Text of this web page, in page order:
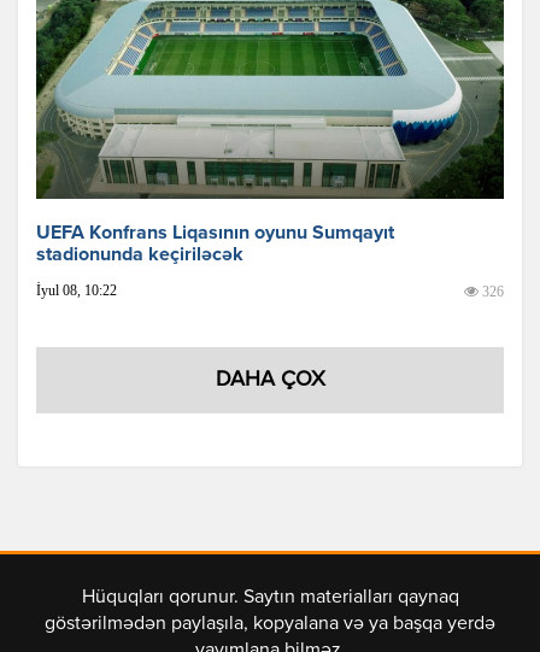
UEFA Konfrans Liqasının oyunu Sumqayıt
stadionunda keçiriləcək
İyul 08, 10:22 326
DAHA ÇOX
Hüquqları qorunur. Saytın materialları qaynaq
göstərilmədən paylaşıla, kopyalana və ya başqa yerdə